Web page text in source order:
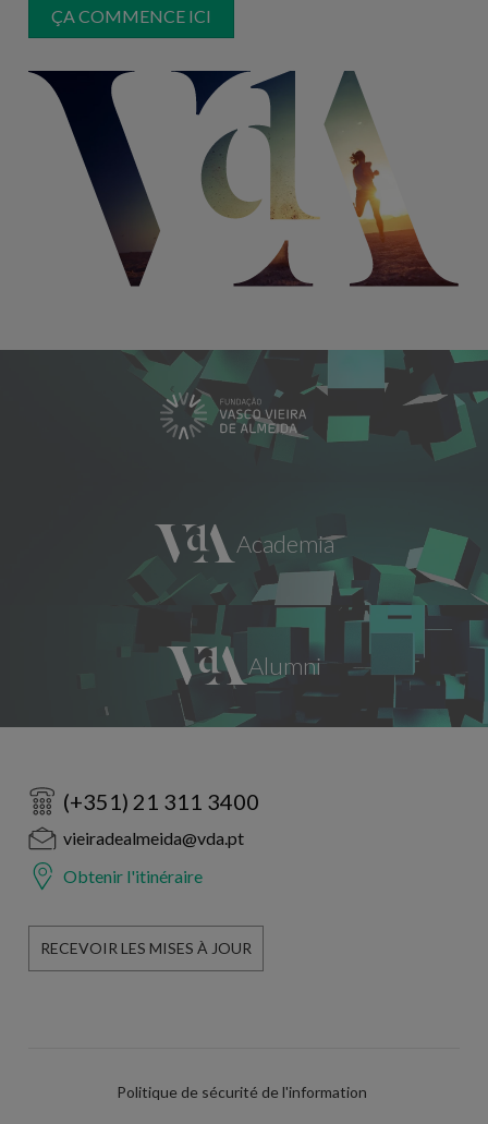
ÇA COMMENCE ICI
(+351) 21 311 3400
vieiradealmeida@vda.pt
Obtenir l'itinéraire
RECEVOIR LES MISES À JOUR
Politique de sécurité de l'information